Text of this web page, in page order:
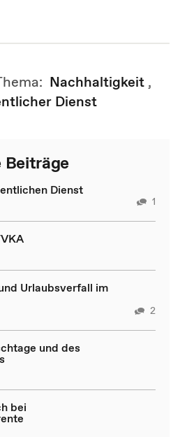
Nachhaltigkeit ,
Dienst
Beiträge
Dienst
1
Urlaubsverfall im
2
und des
bei